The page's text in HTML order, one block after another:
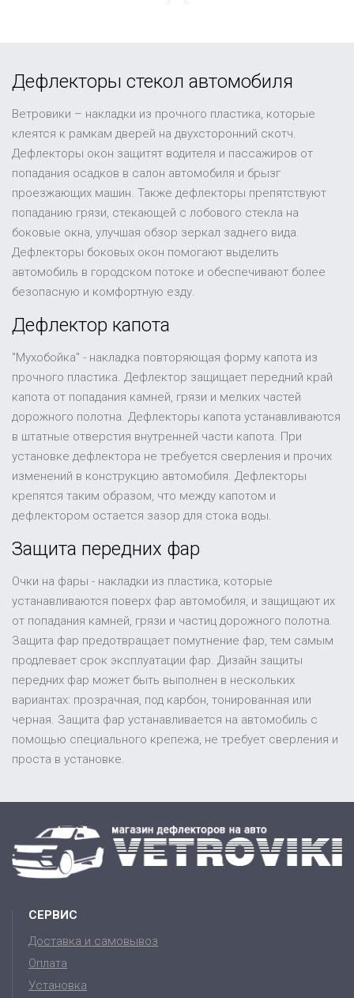
Дефлекторы стекол автомобиля
Ветровики – накладки из прочного пластика, которые
клеятся к рамкам дверей на двухсторонний скотч.
Дефлекторы окон защитят водителя и пассажиров от
попадания осадков в салон автомобиля и брызг
проезжающих машин. Также дефлекторы препятствуют
попаданию грязи, стекающей с лобового стекла на
боковые окна, улучшая обзор зеркал заднего вида.
Дефлекторы боковых окон помогают выделить
автомобиль в городском потоке и обеспечивают более
безопасную и комфортную езду.
Дефлектор капота
"Мухобойка" - накладка повторяющая форму капота из
прочного пластика. Дефлектор защищает передний край
капота от попадания камней, грязи и мелких частей
дорожного полотна. Дефлекторы капота устанавливаются
в штатные отверстия внутренней части капота. При
установке дефлектора не требуется сверления и прочих
изменений в конструкцию автомобиля. Дефлекторы
крепятся таким образом, что между капотом и
дефлектором остается зазор для стока воды.
Защита передних фар
Очки на фары - накладки из пластика, которые
устанавливаются поверх фар автомобиля, и защищают их
от попадания камней, грязи и частиц дорожного полотна.
Защита фар предотвращает помутнение фар, тем самым
продлевает срок эксплуатации фар. Дизайн защиты
передних фар может быть выполнен в нескольких
вариантах: прозрачная, под карбон, тонированная или
черная. Защита фар устанавливается на автомобиль с
помощью специального крепежа, не требует сверления и
проста в установке.
СЕРВИС
Доставка и самовывоз
Оплата
Установка